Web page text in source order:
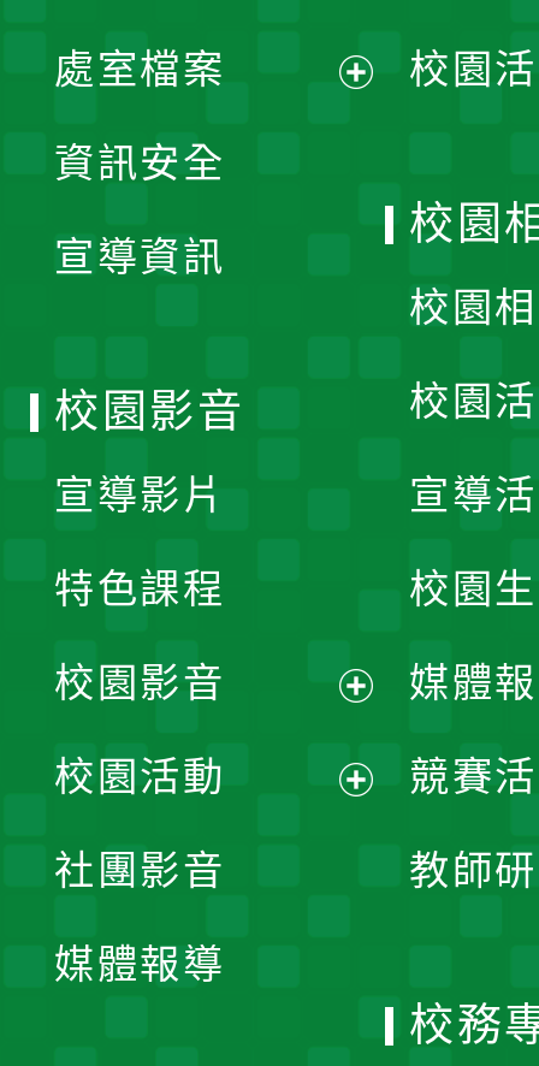
單
處室檔案
資訊安全
宣導資訊
校園
校園
校園
校園
宣導
校園
媒體
競賽
教師
校園影音
宣導影片
特色課程
校園影音
開
校園活動
社團影音
媒體報導
校務